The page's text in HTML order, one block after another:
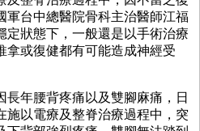
軍台中總醫院骨科主治醫師江福
定狀態下，一般還是以手術治療
拿或復健都有可能造成神經受
年腰背疼痛以及雙腳麻痛，日
施以電療及整脊治療過程中，突